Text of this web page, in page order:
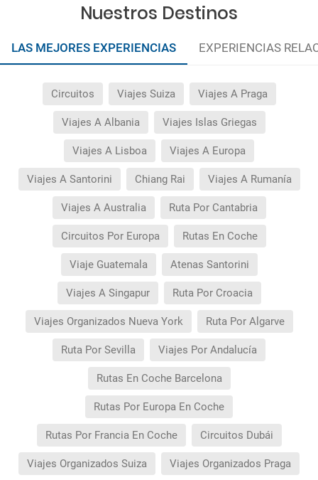
Nuestros Destinos
LAS MEJORES EXPERIENCIAS EXPERIENCIAS
Circuitos Viajes Suiza Viajes A Praga
Viajes A Albania Viajes Islas Griegas
Viajes A Lisboa Viajes A Europa
Viajes A Santorini Chiang Rai Viajes A Rumanía
Viajes A Australia Ruta Por Cantabria
Circuitos Por Europa Rutas En Coche
Viaje Guatemala Atenas Santorini
Viajes A Singapur Ruta Por Croacia
Viajes Organizados Nueva York Ruta Por Algarve
Ruta Por Sevilla Viajes Por Andalucía
Rutas En Coche Barcelona
Rutas Por Europa En Coche
Rutas Por Francia En Coche Circuitos Dubái
Viajes Organizados Suiza Viajes Organizados Praga